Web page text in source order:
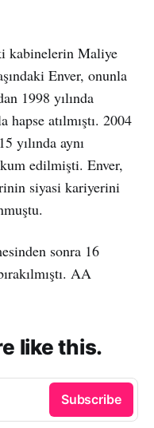
kabinelerin Maliye
Enver, onunla
1998 yılında
atılmıştı. 2004
yılında aynı
edilmişti. Enver,
siyasi kariyerini
sonra 16
AA
like this.
Subscribe